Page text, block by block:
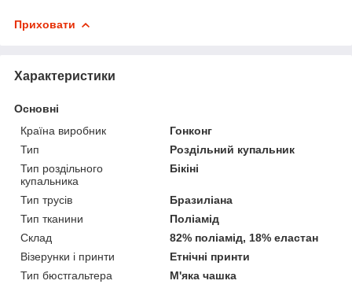
Приховати
Характеристики
Основні
Країна виробник
Гонконг
Тип
Роздільний купальник
Тип роздільного
купальника
Бікіні
Тип трусів
Бразиліана
Тип тканини
Поліамід
Склад
82% поліамід, 18% еластан
Візерунки і принти
Етнічні принти
Тип бюстгальтера
М'яка чашка